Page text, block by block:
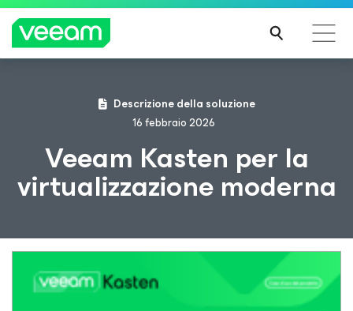
Linee guida di Veeam per i clienti interessati
dall'aggiornamento dei contenuti di CrowdStrike
RNE
DI
Descrizione della soluzione
16 febbraio 2026
Veeam Kasten per la
virtualizzazione moderna